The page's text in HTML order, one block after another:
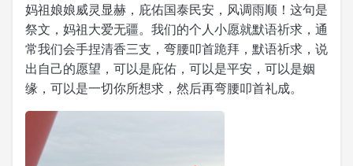
妈祖娘娘威灵显赫，庇佑国泰民安，风调雨顺！这句是
祭文，妈祖大爱无疆。我们的个人小愿就默语祈求，通
常我们会手捏清香三支，弯腰叩首跪拜，默语祈求，说
出自己的愿望，可以是庇佑，可以是平安，可以是姻
缘，可以是一切你所想求，然后再弯腰叩首礼成。